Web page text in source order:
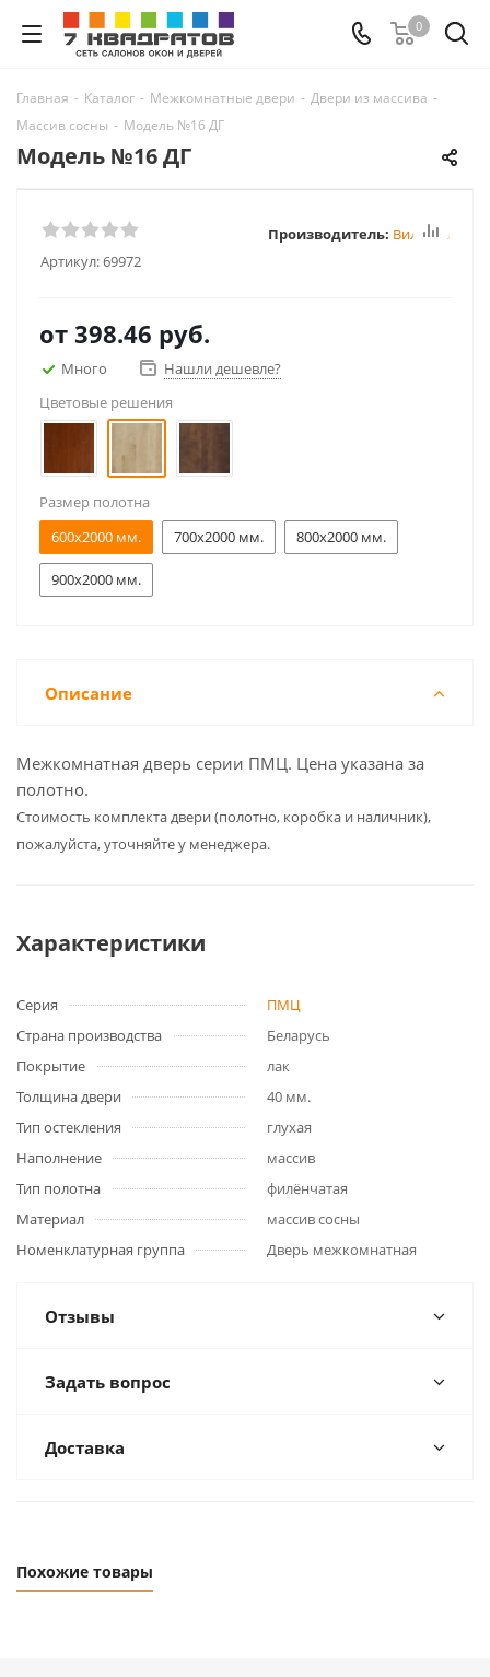
0
Главная - Каталог - Межкомнатные двери - Двери из массива -
Массив сосны - Модель №16 ДГ
Модель №16 ДГ
Артикул:69972
Производитель: Вилейка
от 398.46 руб.
Много
Нашли дешевле?
Цветовые решения
Размер полотна
600x2000 мм.
700x2000 мм. 800x2000 мм.
900x2000 мм.
Описание
Межкомнатная дверь серии ПМЦ. Цена указана за
полотно.
Cтоимость комплекта двери (полотно, коробка и наличник),
пожалуйста, уточняйте у менеджера.
Характеристики
Серия
ПМЦ
Страна производства
Беларусь
Покрытие
лак
Толщина двери
40 мм.
Тип остекления
глухая
Наполнение
массив
Тип полотна
филёнчатая
Материал
массив сосны
Номенклатурная группа
Дверь межкомнатная
Отзывы
Задать вопрос
Доставка
Похожие товары